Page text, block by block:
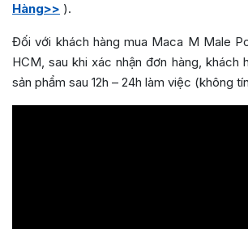
Hàng>> ).
Đối với khách hàng mua Maca M Male
HCM, sau khi xác nhận đơn hàng, khách
sản phẩm sau 12h – 24h làm việc (không